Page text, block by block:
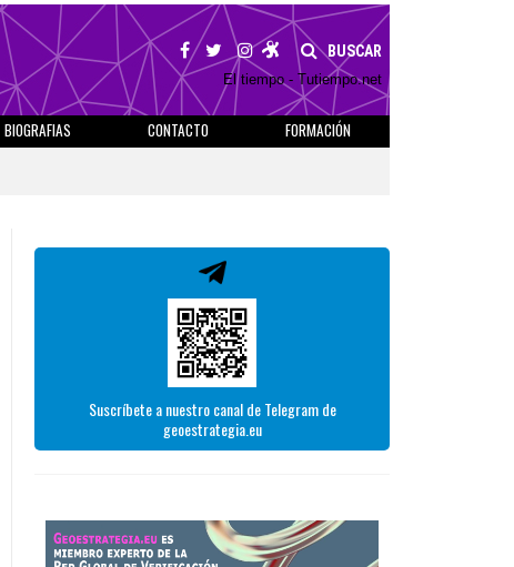
BUSCAR
El tiempo - Tutiempo.net
BIOGRAFIAS CONTACTO
FORMACIÓN
Suscríbete a nuestro canal de Telegram de
geoestrategia.eu